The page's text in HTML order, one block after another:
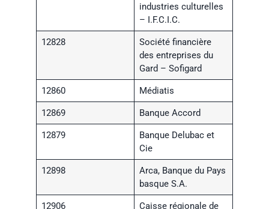
industries culturelles
– I.F.C.I.C.
12828
Société financière
des entreprises du
Gard – Sofigard
12860 Médiatis
12869 Banque Accord
12879
Banque Delubac et
Cie
12898
Arca, Banque du Pays
basque S.A.
12906
Caisse régionale de